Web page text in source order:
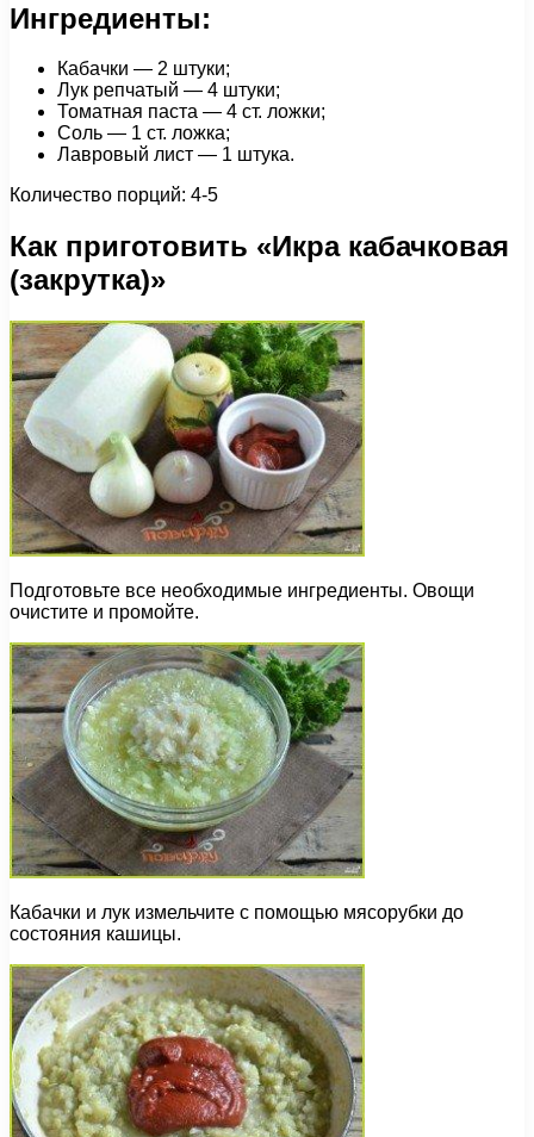
Ингредиенты:
Кабачки — 2 штуки;
Лук репчатый — 4 штуки;
Томатная паста — 4 ст. ложки;
Соль — 1 ст. ложка;
Лавровый лист — 1 штука.
Количество порций: 4-5
Как приготовить «Икра кабачковая
(закрутка)»
Подготовьте все необходимые ингредиенты. Овощи
очистите и промойте.
Кабачки и лук измельчите с помощью мясорубки до
состояния кашицы.